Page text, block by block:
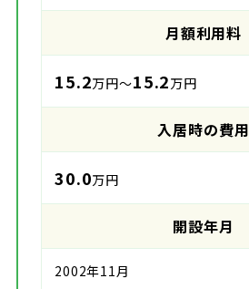
月額利用料
15.2万円～15.2万円
入居時の費用
30.0万円
開設年月
2002年11月